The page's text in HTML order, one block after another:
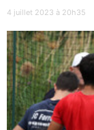
4 juillet 2023 à 20h35